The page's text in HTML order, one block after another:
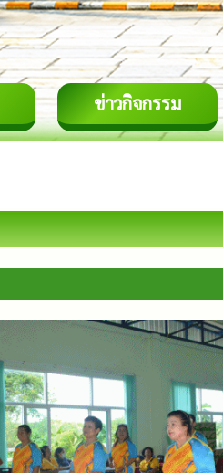
ข่าวกิจกรรม